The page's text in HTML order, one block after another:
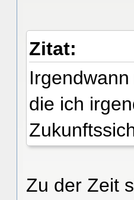
Zitat:
die ich
Zu der Zeit